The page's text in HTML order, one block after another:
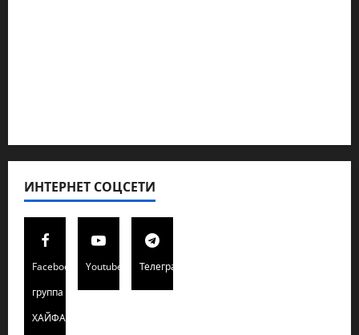
ИНТЕРНЕТ СОЦСЕТИ
Facebook
группа
ХАЙФАИНФО
Youtube Телеграмм